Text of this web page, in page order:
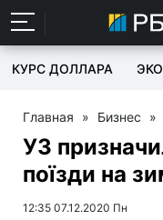
КУРС ДОЛЛАРА
Главная » Бизнес »
УЗ
поїзди на
12:35 07.12.2020 Пн